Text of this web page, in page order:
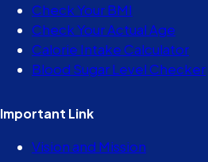
Check Your BMI
Check Your Actual Age
Calorie Intake Calculator
Blood Sugar Level Checker
Important Link
Vision and Mission